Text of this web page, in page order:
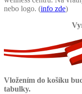
nebo logo. (info zde)
Vložením do košíku
tabulky.